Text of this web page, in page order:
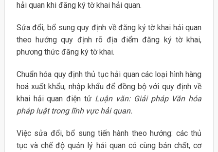
hải quan khi đăng ký tờ khai hải quan.
Sửa đổi, bổ sung quy định về đăng ký tờ khai hải quan
theo hướng quy định rõ địa điểm đăng ký tờ khai,
phương thức đăng ký tờ khai.
Chuẩn hóa quy định thủ tục hải quan các loại hình hàng
hoá xuất khẩu, nhập khẩu để đồng bộ với quy định về
khai hải quan điện tử Luận văn: Giải pháp Văn hóa
pháp luật trong lĩnh vực hải quan.
Việc sửa đổi, bổ sung tiến hành theo hướng: các thủ
tục và chế độ quản lý hải quan có cùng bản chất, cơ